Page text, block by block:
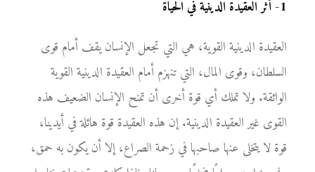
1
-أثر العقيدة الدينية في الحياة
العقيدة الدينية القوية، هي التي تجعل الإنسان يقف أمام قوى
السلطان، وقوى المال، التي تنهزم أمام العقيدة الدينية القوية
الواثقة. ولا تملك أي قوة أخرى أن تمنح الإنسان الضعيف هذه
القوى غير العقيدة الدينية. إن هذه العقيدة قوة هائلة في أيدينا،
قوة لا يتخلى عنها صاحبها في زحمة الصراع، إلا أن يكون به حمق،